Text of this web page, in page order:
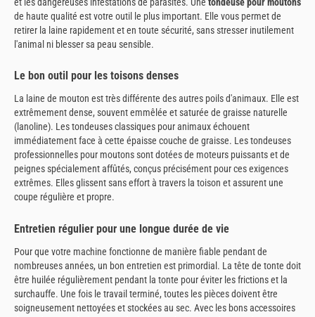
de haute qualité est votre outil le plus important. Elle vous permet de
retirer la laine rapidement et en toute sécurité, sans stresser inutilement
l'animal ni blesser sa peau sensible.
Le bon outil pour les toisons denses
La laine de mouton est très différente des autres poils d'animaux. Elle est
extrêmement dense, souvent emmêlée et saturée de graisse naturelle
(lanoline). Les tondeuses classiques pour animaux échouent
immédiatement face à cette épaisse couche de graisse. Les tondeuses
professionnelles pour moutons sont dotées de moteurs puissants et de
peignes spécialement affûtés, conçus précisément pour ces exigences
extrêmes. Elles glissent sans effort à travers la toison et assurent une
coupe régulière et propre.
Entretien régulier pour une longue durée de vie
Pour que votre machine fonctionne de manière fiable pendant de
nombreuses années, un bon entretien est primordial. La tête de tonte doit
être huilée régulièrement pendant la tonte pour éviter les frictions et la
surchauffe. Une fois le travail terminé, toutes les pièces doivent être
soigneusement nettoyées et stockées au sec. Avec les bons accessoires